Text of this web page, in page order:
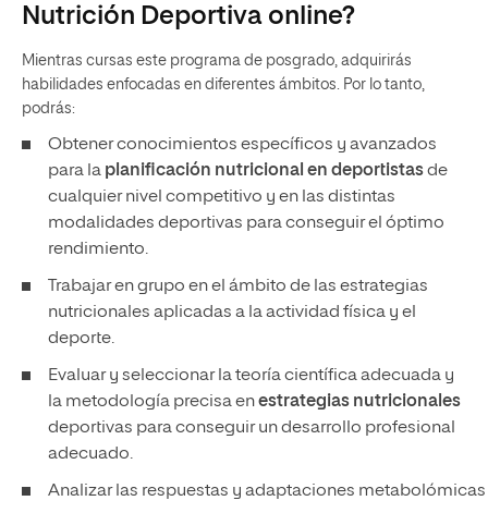
Nutrición Deportiva online?
Mientras cursas este programa de posgrado, adquirirás
habilidades enfocadas en diferentes ámbitos. Por lo tanto,
podrás:
Obtener conocimientos específicos y avanzados
para la planificación nutricional en deportistasde
cualquier nivel competitivo y en las distintas
modalidades deportivas para conseguir el óptimo
rendimiento.
Trabajar en grupo en el ámbito de las estrategias
nutricionales aplicadas a la actividad física y el
deporte.
Evaluar y seleccionar la teoría científica adecuada y
la metodología precisa enestrategias nutricionales
deportivas para conseguir un desarrollo profesional
adecuado.
Analizar las respuestas y adaptaciones